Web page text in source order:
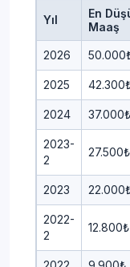
Yıl
En
Maaş
2026
2025
2024 37.000₺
2023-
2
27.500₺
2023
2022-
2
12.800₺